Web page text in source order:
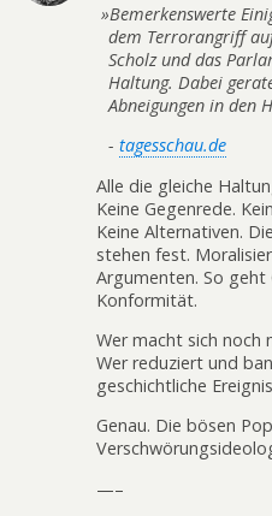
»Bemerkenswerte
dem Terrorangriff
Scholz und das
Haltung. Dabei
Abneigungen in den
- tagesschau.de
Alle die gleiche
Keine Gegenrede.
Keine Alternativen.
stehen fest.
Argumenten. So geht
Konformität.
Wer macht sich noch
Wer reduziert und
geschichtliche
Genau. Die bösen
—–